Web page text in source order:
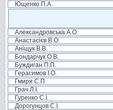
Ющенко П.А.
Александровська А.О.
Анастасієв В.О.
Аніщук В.В.
Бондарчук О.В.
Буждиган П.П.
Герасимов І.О.
Гмиря С.П.
Грач Л.І.
Гуренко С.І.
Дорогунцов С.І.